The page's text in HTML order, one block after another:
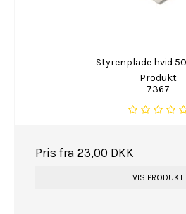
Styrenplade hvid
Produkt
7367
Pris fra 23,00 DKK
VIS PRODUKT